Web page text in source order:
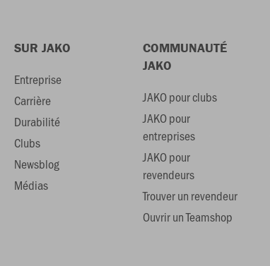
SUR JAKO
Entreprise
Carrière
Durabilité
Clubs
Newsblog
Médias
COMMUNAUTÉ
JAKO
JAKO pour clubs
JAKO pour
entreprises
JAKO pour
revendeurs
Trouver un revendeur
Ouvrir un Teamshop